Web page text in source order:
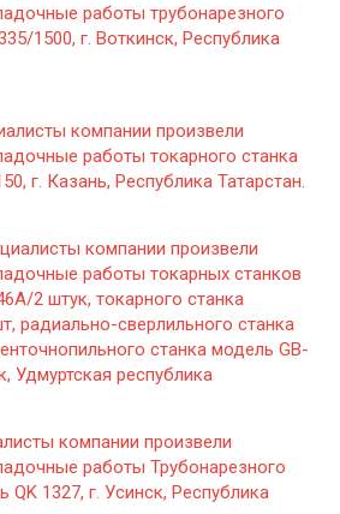
работы трубонарезного
1500, г. Воткинск, Республика
компании произвели
работы токарного станка
г. Казань, Республика Татарстан.
компании произвели
работы токарных станков
2 штук, токарного станка
радиально-сверлильного станка
станка модель GB-
Удмуртская республика
компании произвели
работы Трубонарезного
1327, г. Усинск, Республика